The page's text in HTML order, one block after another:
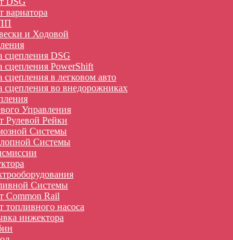
вариатора
и Ходовой
сцепления DSG
сцепления PowerShift
сцепления в легковом авто
сцепления во внедорожниках
Управления
Рулевой Рейки
Системы
Системы
Системы
Common Rail
топливного насоса
инжектора